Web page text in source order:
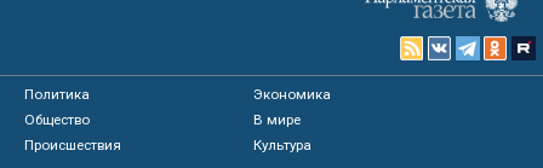
Политика
Экономика
Общество
В мире
Происшествия
Культура